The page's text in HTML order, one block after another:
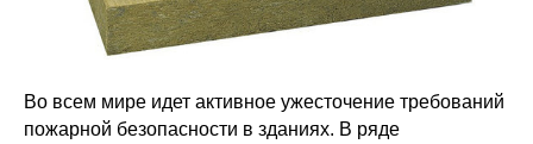
Во всем мире идет активное ужесточение требований
пожарной безопасности в зданиях. В ряде